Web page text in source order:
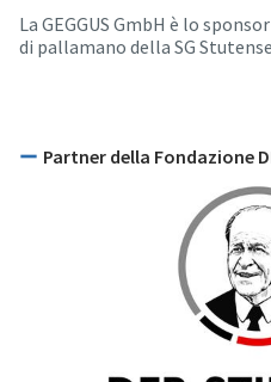
La GEGGUS GmbH è lo
di pallamano della SG
Partner della Fondazione